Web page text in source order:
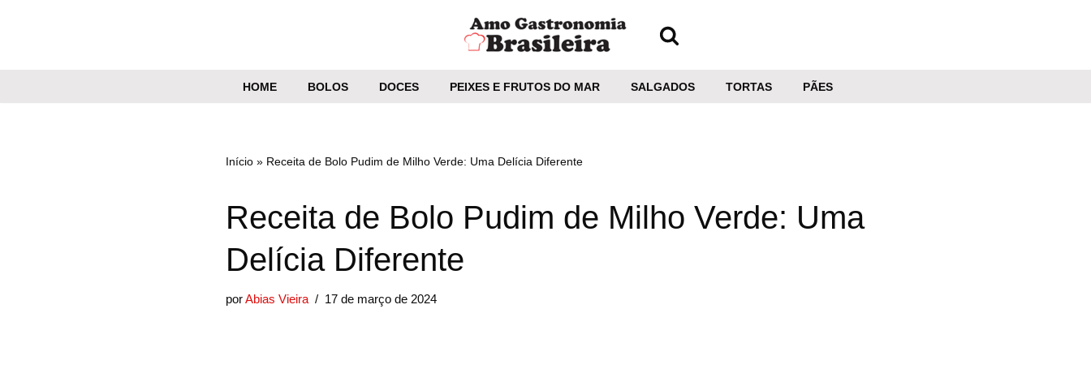
HOME BOLOS DOCES PEIXES E FRUTOS DO MAR SALGADOS TORTAS PÃES
Início» Receita de Bolo Pudim de Milho Verde: Uma Delícia Diferente
Receita de Bolo Pudim de Milho Verde: Uma
Delícia Diferente
porAbias Vieira 17 de março de 2024